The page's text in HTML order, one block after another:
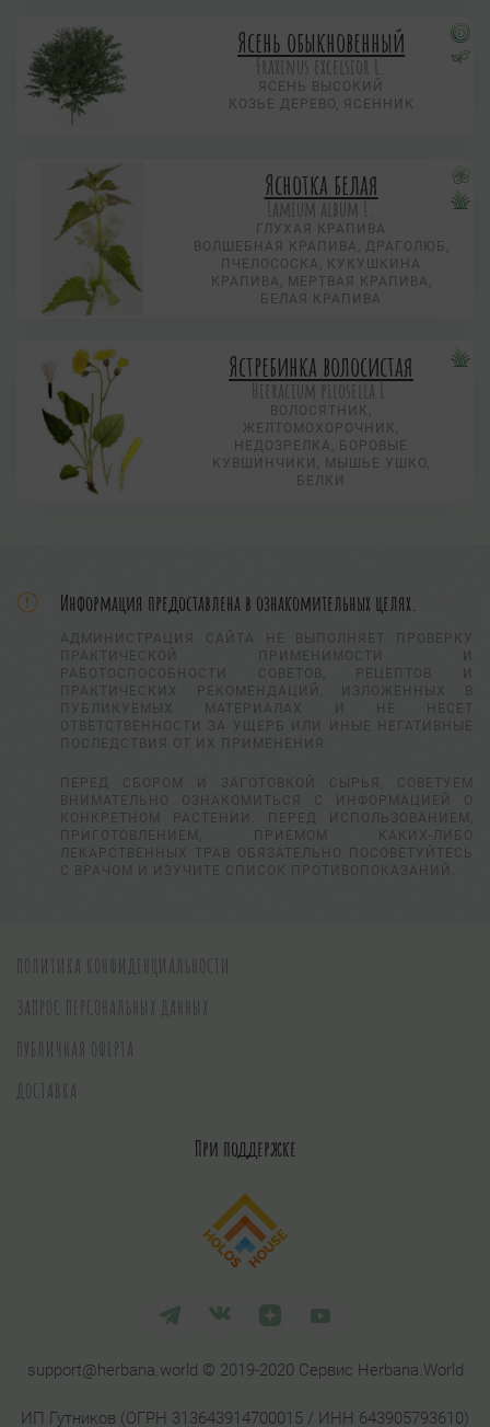
Ясень обыкновенный
Fraxinus excelsior L.
ЯСЕНЬ ВЫСОКИЙ
КОЗЬЕ ДЕРЕВО, ЯСЕННИК
Яснотка белая
Lamium album L.
ГЛУХАЯ КРАПИВА
ВОЛШЕБНАЯ КРАПИВА, ДРАГОЛЮБ,
ПЧЕЛОСОСКА, КУКУШКИНА
КРАПИВА, МЕРТВАЯ КРАПИВА,
БЕЛАЯ КРАПИВА
Ястребинка волосистая
Hieracium pilosella L.
ВОЛОСЯТНИК,
ЖЕЛТОМОХОРОЧНИК,
НЕДОЗРЕЛКА, БОРОВЫЕ
КУВШИНЧИКИ, МЫШЬЕ УШКО,
БЕЛКИ
Информация предоставлена в ознакомительных целях.
АДМИНИСТРАЦИЯ САЙТА НЕ ВЫПОЛНЯЕТ ПРОВЕРКУ
ПРАКТИЧЕСКОЙ ПРИМЕНИМОСТИ И
РАБОТОСПОСОБНОСТИ СОВЕТОВ, РЕЦЕПТОВ И
ПРАКТИЧЕСКИХ РЕКОМЕНДАЦИЙ, ИЗЛОЖЕННЫХ В
ПУБЛИКУЕМЫХ МАТЕРИАЛАХ И НЕ НЕСЕТ
ОТВЕТСТВЕННОСТИ ЗА УЩЕРБ ИЛИ ИНЫЕ НЕГАТИВНЫЕ
ПОСЛЕДСТВИЯ ОТ ИХ ПРИМЕНЕНИЯ.
ПЕРЕД СБОРОМ И ЗАГОТОВКОЙ СЫРЬЯ, СОВЕТУЕМ
ВНИМАТЕЛЬНО ОЗНАКОМИТЬСЯ С ИНФОРМАЦИЕЙ О
КОНКРЕТНОМ РАСТЕНИИ. ПЕРЕД ИСПОЛЬЗОВАНИЕМ,
ПРИГОТОВЛЕНИЕМ, ПРИЕМОМ КАКИХ-ЛИБО
ЛЕКАРСТВЕННЫХ ТРАВ ОБЯЗАТЕЛЬНО ПОСОВЕТУЙТЕСЬ
С ВРАЧОМ И ИЗУЧИТЕ СПИСОК ПРОТИВОПОКАЗАНИЙ.
ПОЛИТИКА КОНФИДЕНЦИАЛЬНОСТИ
ЗАПРОС ПЕРСОНАЛЬНЫХ ДАННЫХ
ПУБЛИЧНАЯ ОФЕРТА
ДОСТАВКА
При поддержке
support@herbana.world © 2019-2020 Сервис Herbana.World
ИП Гутников (ОГРН 313643914700015 / ИНН 643905793610)